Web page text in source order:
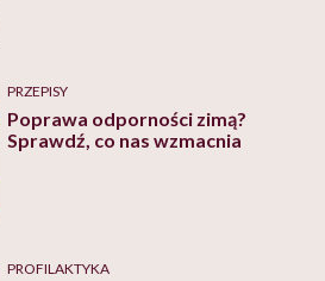
PRZEPISY
Poprawa odporności zimą?
Sprawdź, co nas wzmacnia
PROFILAKTYKA